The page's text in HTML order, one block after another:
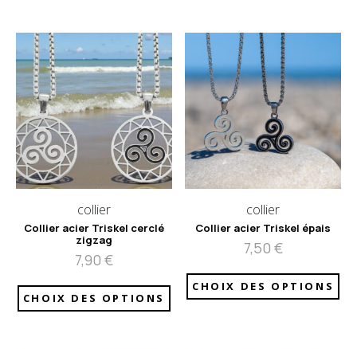
collier
Collier acier Triskel cerclé
zigzag
7,90 €
CHOIX DES OPTIONS
collier
Collier acier Triskel épais
7,50 €
CHOIX DES OPTIONS